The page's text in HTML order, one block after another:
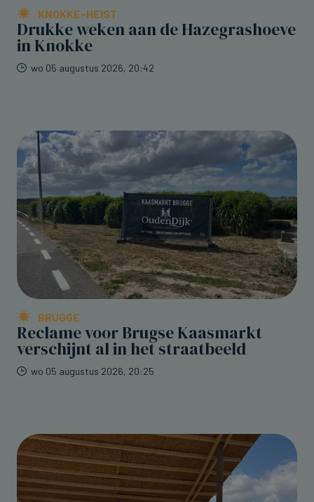
KNOKKE-HEIST
Drukke weken aan de Hazegrashoeve
in Knokke
wo 05 augustus 2026, 20:42
BRUGGE
Reclame voor Brugse Kaasmarkt
verschijnt al in het straatbeeld
wo 05 augustus 2026, 20:25